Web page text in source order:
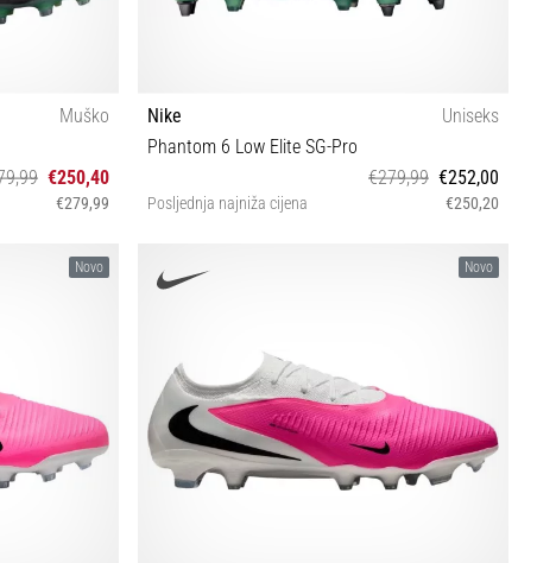
Muško
€250,40
€279,99
Nike
Uniseks
Phantom 6 Low Elite SG-Pro
€279,99 €252,00
Posljednja najniža cijena €250,20
40 42½ 43 44 44½ 45 39 40½ 41 42 45½ 47
Novo Novo